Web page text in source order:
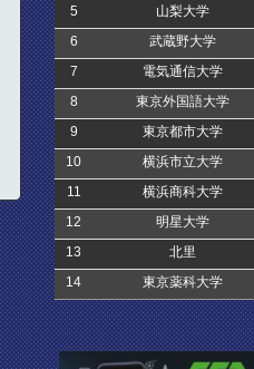
5 山梨大学
6 武蔵野大学
7 電気通信大学
8 東京外国語大学
9 東京都市大学
10 横浜市立大学
11 横浜商科大学
12 明星大学
13 北里
14 東京薬科大学